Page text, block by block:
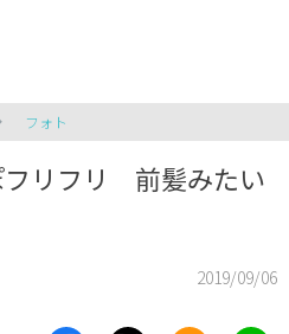
フォト
フリフリ 前髪みたい
2019/09/06